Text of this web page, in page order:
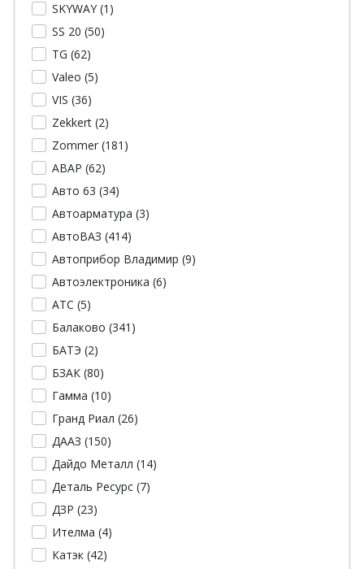
SKYWAY (1 )
SS 20 (50)
TG (62)
Valeo (5)
VIS (36)
Zekkert (2)
Zommer (181 )
АВАР (62)
Авто 63 (34)
Автоарматура (3)
АвтоВАЗ (414)
Автоприбор Владимир (9)
Автоэлектроника (6)
АТС (5)
Балаково (341 )
БАТЭ (2)
БЗАК (80)
Гамма (10)
Гранд Риал (26)
ДААЗ (150)
Дайдо Металл (14)
Деталь Ресурс (7)
ДЗР (23)
Ителма (4)
Катэк (42)